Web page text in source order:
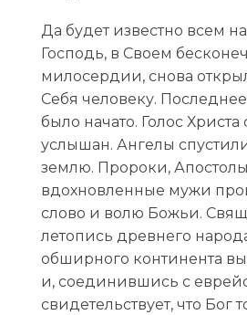
Да будет известно всем
Господь, в Своем
милосердии, снова
Себя человеку.
было начато. Голос Христа
услышан. Ангелы
землю. Пророки,
вдохновленные мужи
слово и волю Божьи.
летопись древнего
обширного континента
и, соединившись с
свидетельствует, что Бог